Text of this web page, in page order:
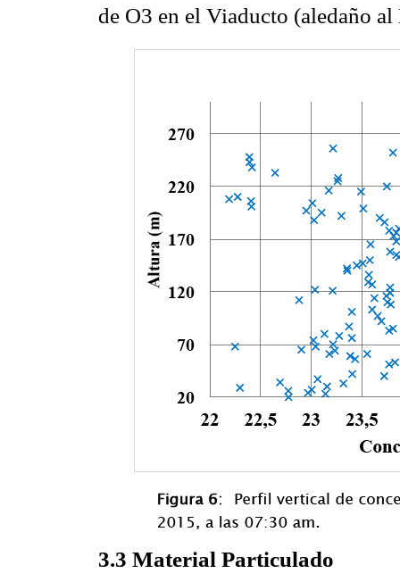
de O3 en el Viaducto (aledaño
3.3 Material Particulado